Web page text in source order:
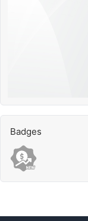
Badges